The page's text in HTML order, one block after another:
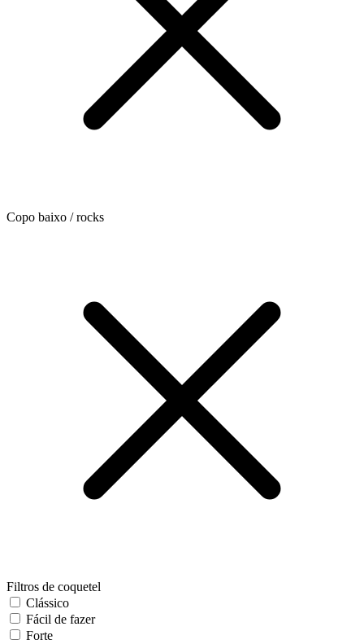
Copo baixo / rocks
Filtros de coquetel
Clássico
Fácil de fazer
Forte